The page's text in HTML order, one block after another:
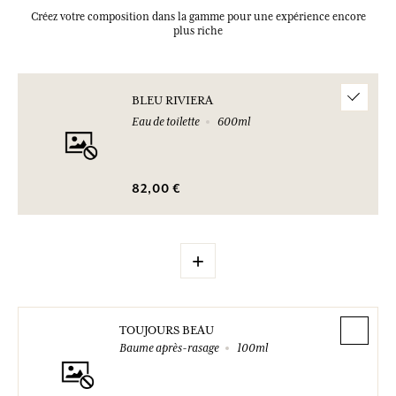
Créez votre composition dans la gamme pour une expérience encore
plus riche
BLEU RIVIERA
Eau de toilette
600ml
82,00 €
+
TOUJOURS BEAU
Baume après-rasage
100ml